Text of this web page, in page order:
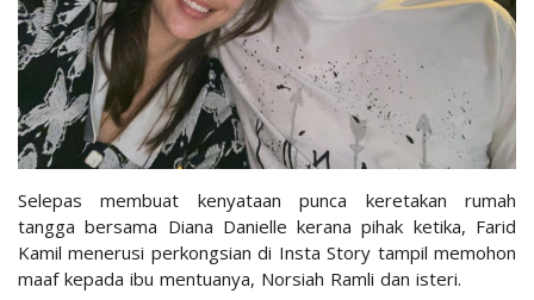
Selepas membuat kenyataan punca keretakan rumah
tangga bersama Diana Danielle kerana pihak ketika, Farid
Kamil menerusi perkongsian di Insta Story tampil memohon
maaf kepada ibu mentuanya, Norsiah Ramli dan isteri.